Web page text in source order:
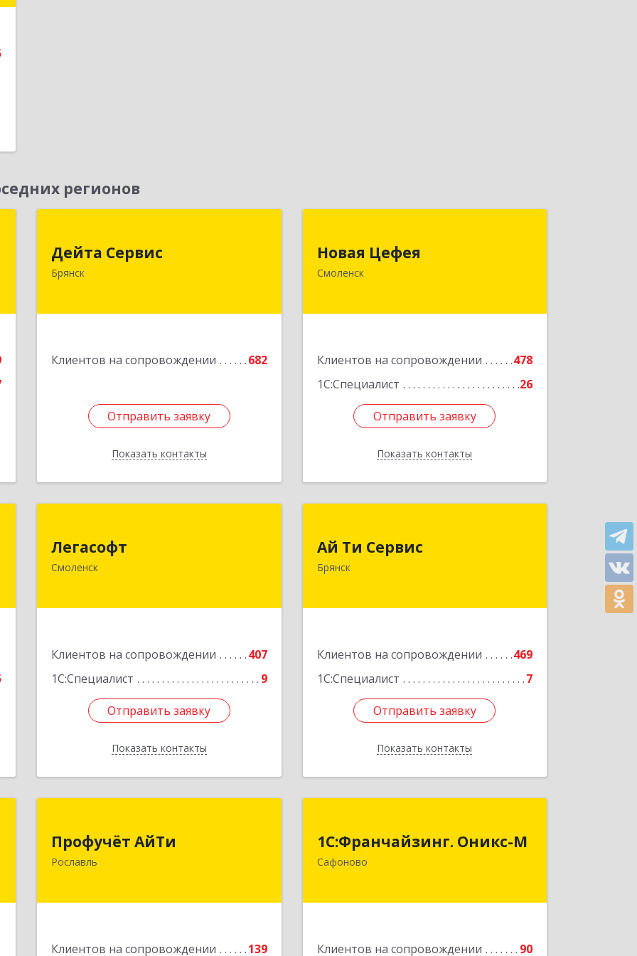
регионов
Дейта Сервис
Брянск
Клиентов на сопровождении 682
Отправить заявку
Показать контакты
241035, Брянская обл, Брянск г,
Подробнее
Отправить заявку
Назад
Новая Цефея
Смоленск
Клиентов на сопровождении
478
1С:Специалист
26
Отправить заявку
Показать контакты
214018, Смоленская обл, Смоленск г,
Подробнее
Отправить заявку
Назад
Легасофт
Смоленск
Клиентов на сопровождении
407
1С:Специалист
9
Отправить заявку
Показать контакты
214018, Смоленская обл, Смоленск г,
Ново-Рославльская ул, дом № 13
Подробнее
Отправить заявку
Назад
Ай Ти Сервис
Брянск
Клиентов на сопровождении
469
1С:Специалист
7
Отправить заявку
Показать контакты
241035, Брянская обл, Брянск г,
Брянской Пролетарской Дивизии ул,
Отправить заявку
Назад
Профучёт АйТи
Рославль
Клиентов на сопровождении
139
1С:Франчайзинг. Оникс-М
Сафоново
Клиентов на сопровождении 90
215500, Смоленская обл, Сафоновский
р-н, Сафоново г, Революционная ул,